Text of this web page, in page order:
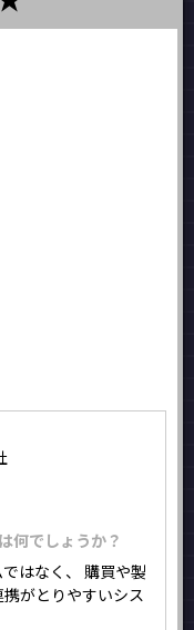
何でしょうか？
はなく、 購買や製
がとりやすいシス